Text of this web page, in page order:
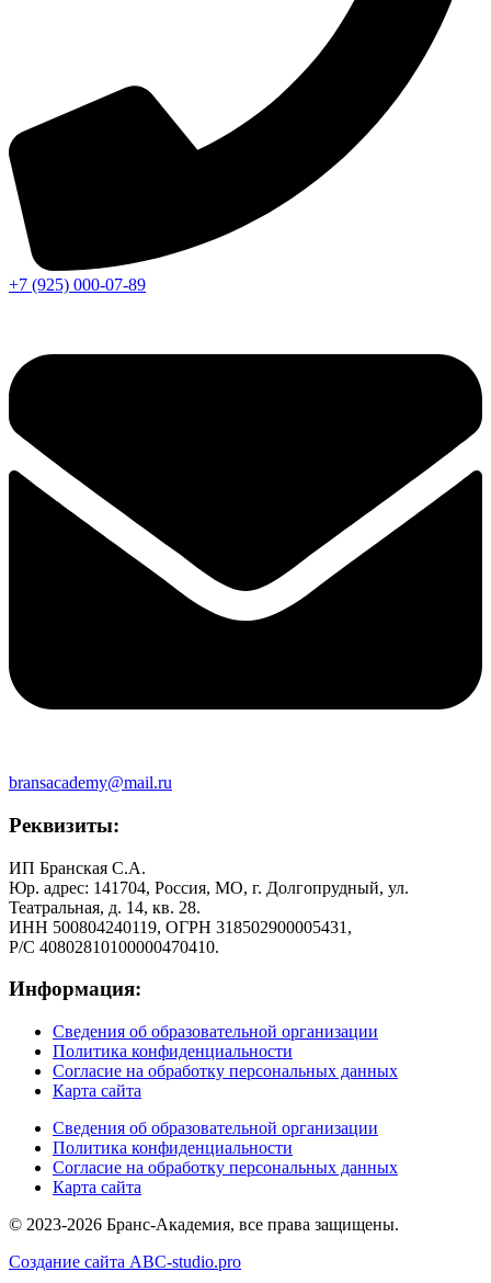
+7 (925) 000-07-89
bransacademy@mail.ru
Реквизиты:
ИП Бранская С.А.
Юр. адрес: 141704, Россия, МО, г. Долгопрудный, ул.
Театральная, д. 14, кв. 28.
ИНН 500804240119, ОГРН 318502900005431,
Р/С 40802810100000470410.
Информация:
Сведения об образовательной организации
Политика конфиденциальности
Согласие на обработку персональных данных
Карта сайта
Сведения об образовательной организации
Политика конфиденциальности
Согласие на обработку персональных данных
Карта сайта
© 2023-2026 Бранс-Академия, все права защищены.
Создание сайта ABC-studio.pro